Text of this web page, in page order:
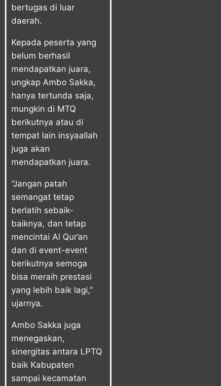
bertugas di luar
daerah.
Kepada peserta yang
belum berhasil
mendapatkan juara,
ungkap Ambo Sakka,
hanya tertunda saja,
mungkin di MTQ
berikutnya atau di
tempat lain insyaallah
juga akan
mendapatkan juara.
“Jangan patah
semangat tetap
berlatih sebaik-
baiknya, dan tetap
mencintai Al Qur’an
dan di event-event
berikutnya semoga
bisa meraih prestasi
yang lebih baik lagi,”
ujarnya.
Ambo Sakka juga
menegaskan,
sinergitas antara LPTQ
baik Kabupaten
sampai kecamatan